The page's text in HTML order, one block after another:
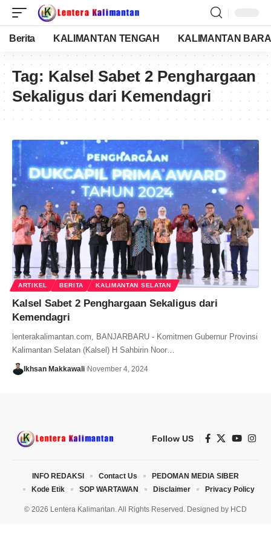
Berita KALIMANTAN TENGAH KALIMANTAN
Tag: Kalsel Sabet 2 Penghargaan
Sekaligus dari Kemendagri
ARTIKEL BERITA KALIMANTAN SELATAN
Kalsel Sabet 2 Penghargaan Sekaligus dari
Kemendagri
lenterakalimantan.com, BANJARBARU - Komitmen Gubernur Provinsi
Kalimantan Selatan (Kalsel) H Sahbirin Noor…
Ikhsan Makkawali November 4, 2024
Follow US
© 2026 Lentera Kalimantan. All Rights Reserved. Designed by HCD
INFO REDAKSI Contact Us
PEDOMAN MEDIA SIBER
Kode Etik
SOP WARTAWAN Disclaimer Privacy Policy